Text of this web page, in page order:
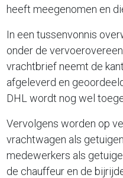
heeft meegenomen en
In een tussenvonnis
onder de
vrachtbrief neemt de
afgeleverd en
DHL wordt nog wel
Vervolgens worden op
vrachtwagen als
medewerkers als
de chauffeur en de